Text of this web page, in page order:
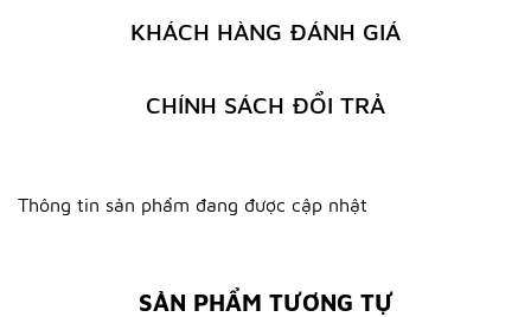
KHÁCH HÀNG ĐÁNH GIÁ
CHÍNH SÁCH ĐỔI TRẢ
Thông tin sản phẩm đang được cập nhật
SẢN PHẨM TƯƠNG TỰ